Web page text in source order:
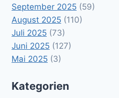
September 2025 (59)
August 2025 (110)
Juli 2025 (73)
Juni 2025 (127)
Mai 2025 (3)
Kategorien